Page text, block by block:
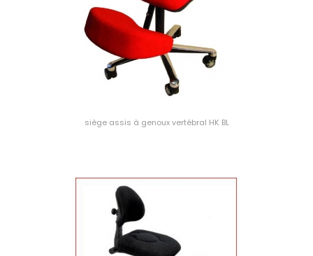
siège assis à genoux vertébral HK BL